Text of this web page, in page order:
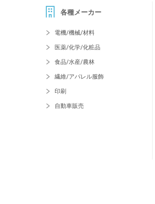
各種メーカー
電機/機械/材料
医薬/化学/化粧品
食品/水産/農林
繊維/アパレル服飾
印刷
自動車販売